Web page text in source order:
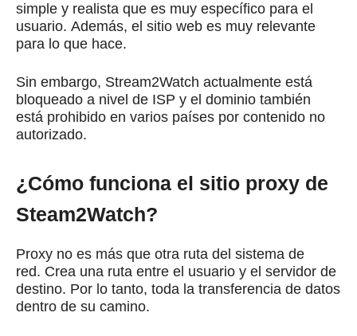
simple y realista que es muy específico para el
usuario. Además, el sitio web es muy relevante
para lo que hace.
Sin embargo, Stream2Watch actualmente está
bloqueado a nivel de ISP y el dominio también
está prohibido en varios países por contenido no
autorizado.
¿Cómo funciona el sitio proxy de
Steam2Watch?
Proxy no es más que otra ruta del sistema de
red. Crea una ruta entre el usuario y el servidor de
destino. Por lo tanto, toda la transferencia de datos
dentro de su camino.